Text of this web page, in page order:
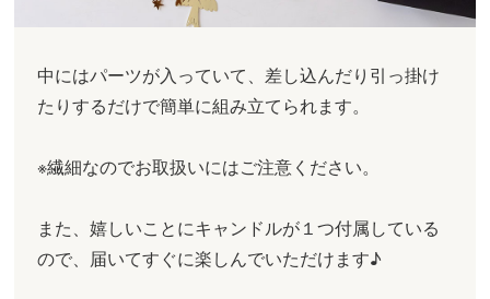
中にはパーツが入っていて、差し込んだり引っ掛け
たりするだけで簡単に組み立てられます。
※繊細なのでお取扱いにはご注意ください。
また、嬉しいことにキャンドルが１つ付属している
ので、届いてすぐに楽しんでいただけます♪